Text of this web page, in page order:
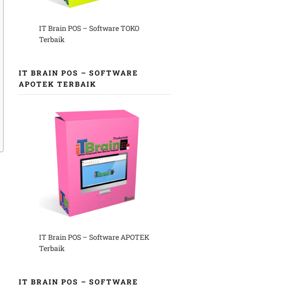
IT Brain POS – Software TOKO
Terbaik
IT BRAIN POS – SOFTWARE
APOTEK TERBAIK
IT Brain POS – Software APOTEK
Terbaik
IT BRAIN POS – SOFTWARE